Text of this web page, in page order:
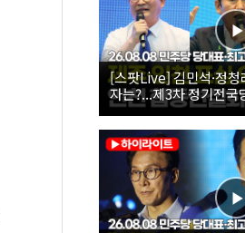
[스팟Live] 김민석·정청
자는?...제3차 정기전국
합동연설회 생중계 |